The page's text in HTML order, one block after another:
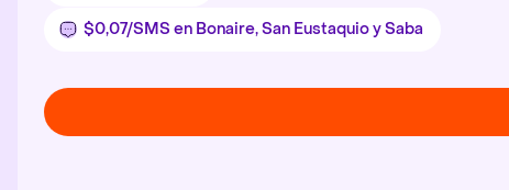
$0,07/SMS en Bonaire, San Eustaquio y Saba